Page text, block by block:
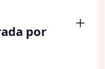
por